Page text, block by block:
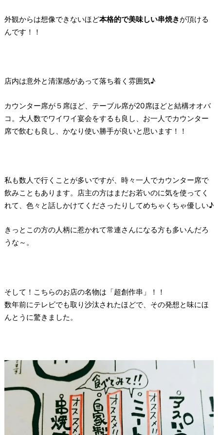
外観からは想像できないほど本格的で美味しい串焼きが頂ける
んです！！
店内は意外と清潔感があって落ち着く雰囲気♪
カウンター席が５席ほど、テーブル席が20席ほどと結構オオバ
コ。大人数でワイワイ宴会をするも良し、お一人でカウンター
席で飲むも良し、かなり使い勝手が良いと思います！！
私も数人で行くことが多いですが、時々一人でカウンター席で
飲みこともあります。店主の方はまだお若いのに気を使ってく
れて、色々と話しかけてくださったりしてめちゃくちゃ優しい♪
きっとこの方の人柄に惹かれて常連さんになる方も多いんだろ
うな～。
そして！こちらのお店の名物は「超創作串」！！
数年前にテレビでも取り沙汰されたほどで、その発想と味にほ
んとうに驚きました。